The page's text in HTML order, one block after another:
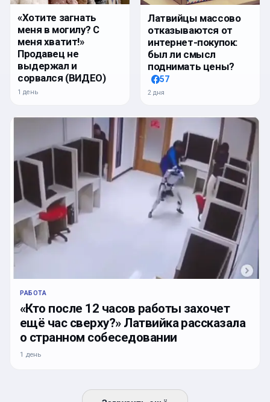
«Хотите загнать
меня в могилу? С
меня хватит!»
Продавец не
выдержал и
сорвался (ВИДЕО)
1 день
Латвийцы массово
отказываются от
интернет-покупок:
был ли смысл
поднимать цены?
57
2 дня
РАБОТА
«Кто после 12 часов работы захочет
ещё час сверху?» Латвийка рассказала
о странном собеседовании
1 день